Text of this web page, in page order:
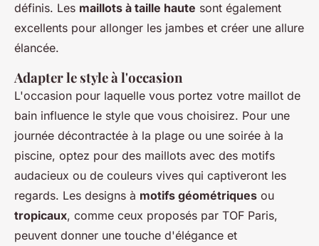
définis. Les maillots à taille haute sont également
excellents pour allonger les jambes et créer une allure
élancée.
Adapter le style à l'occasion
L'occasion pour laquelle vous portez votre maillot de
bain influence le style que vous choisirez. Pour une
journée décontractée à la plage ou une soirée à la
piscine, optez pour des maillots avec des motifs
audacieux ou de couleurs vives qui captiveront les
regards. Les designs à motifs géométriques ou
tropicaux, comme ceux proposés par TOF Paris,
peuvent donner une touche d'élégance et